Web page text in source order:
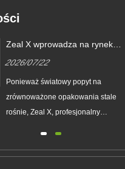
Zeal X wprowadza na rynek
papierowe z włókna szklanego,
aby pomóc światowym markom
zastąpić jednorazowe
2026/07/22
Ponieważ światowy popyt na
zrównoważone opakowania stale
rośnie, Zeal X, profesjonalny
ulepszoną serię niestandardowych